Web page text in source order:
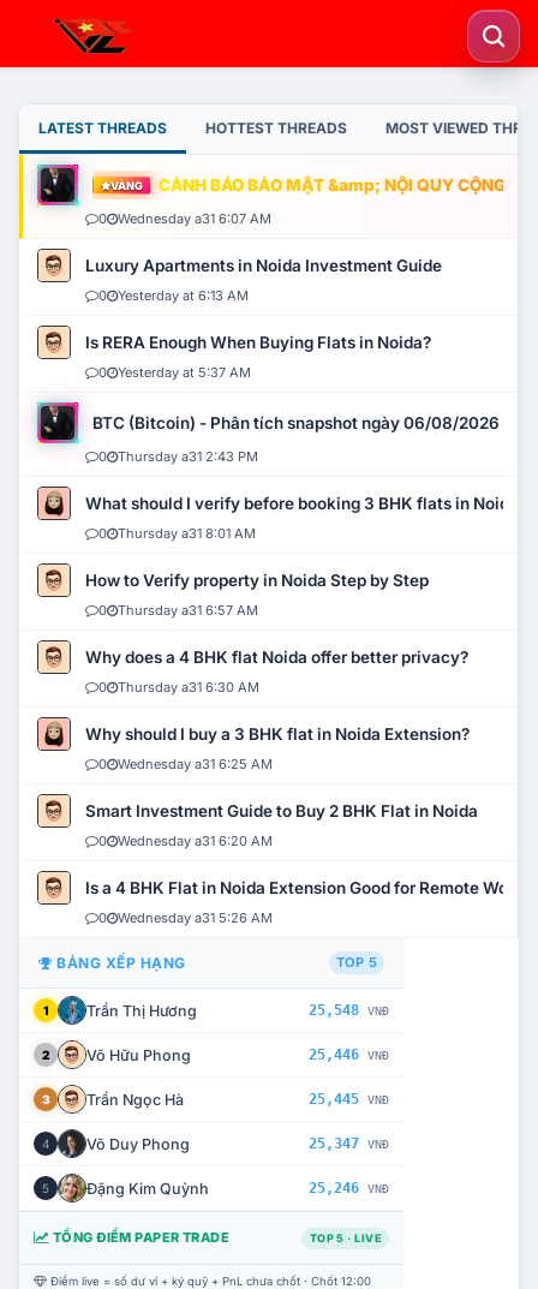
LATEST THREADS HOTTEST THREADS MOST VIEWED
VÀNG CẢNH BÁO BẢO MẬT &amp; NỘI QUY CỘNG
0 Wednesday a31 6:07 AM
Luxury Apartments in Noida Investment Guide
0 Yesterday at 6:13 AM
Is RERA Enough When Buying Flats in Noida?
0 Yesterday at 5:37 AM
BTC (Bitcoin) - Phân tích snapshot ngày 06/08/2026
0 Thursday a31 2:43 PM
What should I verify before booking 3 BHK flats in Noida?
0 Thursday a31 8:01 AM
How to Verify property in Noida Step by Step
0 Thursday a31 6:57 AM
Why does a 4 BHK flat Noida offer better privacy?
0 Thursday a31 6:30 AM
Why should I buy a 3 BHK flat in Noida Extension?
0 Wednesday a31 6:25 AM
Smart Investment Guide to Buy 2 BHK Flat in Noida
0 Wednesday a31 6:20 AM
Is a 4 BHK Flat in Noida Extension Good for Remote Work?
0 Wednesday a31 5:26 AM
BẢNG XẾP HẠNG TOP 5
1 Trần Thị Hương 25,548 VNĐ
2 Võ Hữu Phong 25,446 VNĐ
3 Trần Ngọc Hà 25,445 VNĐ
4 Võ Duy Phong 25,347 VNĐ
5 Đặng Kim Quỳnh 25,246 VNĐ
TỔNG ĐIỂM PAPER TRADE TOP 5 · LIVE
Điểm live = số dư ví + ký quỹ + PnL chưa chốt · Chốt 12:00